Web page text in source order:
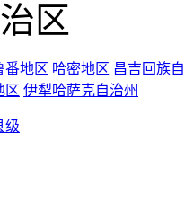
区
番地区 哈密地区 昌吉回族
区 伊犁哈萨克自治州
级